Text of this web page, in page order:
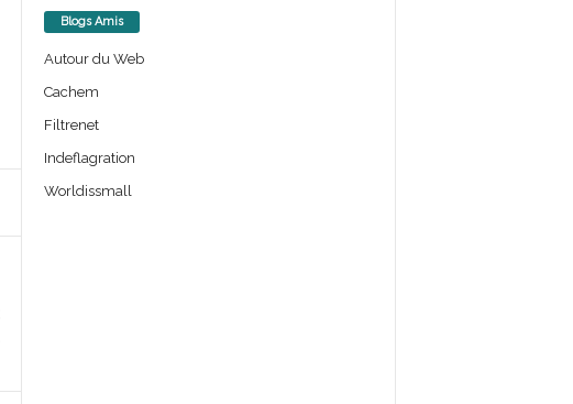
Blogs Amis
Autour du Web
Cachem
Filtrenet
Indeflagration
Worldissmall